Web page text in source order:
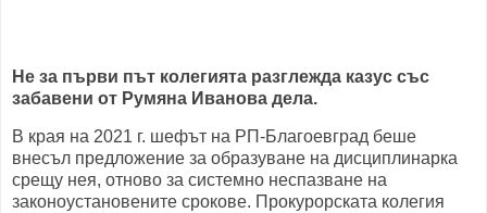
Не за първи път колегията разглежда казус със
забавени от Румяна Иванова дела.
В края на 2021 г. шефът на РП-Благоевград беше
внесъл предложение за образуване на дисциплинарка
срещу нея, отново за системно неспазване на
законоустановените срокове. Прокурорската колегия